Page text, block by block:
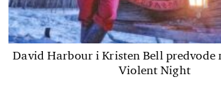
David Harbour i Kristen Bell predvode
Violent Night